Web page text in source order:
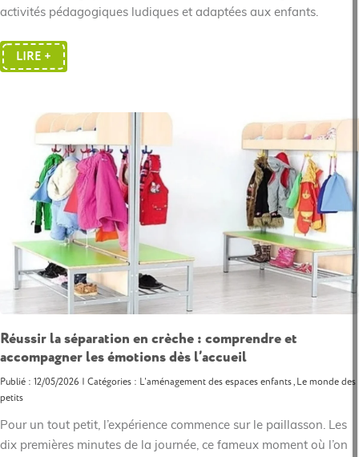
activités pédagogiques ludiques et adaptées aux enfants.
LIRE +
Réussir la séparation en crèche : comprendre et
accompagner les émotions dès l’accueil
Publié : 12/05/2026 | Catégories : L'aménagement des espaces enfants, Le monde des
petits
Pour un tout petit, l’expérience commence sur le paillasson. Les
dix premières minutes de la journée, ce fameux moment où l’on